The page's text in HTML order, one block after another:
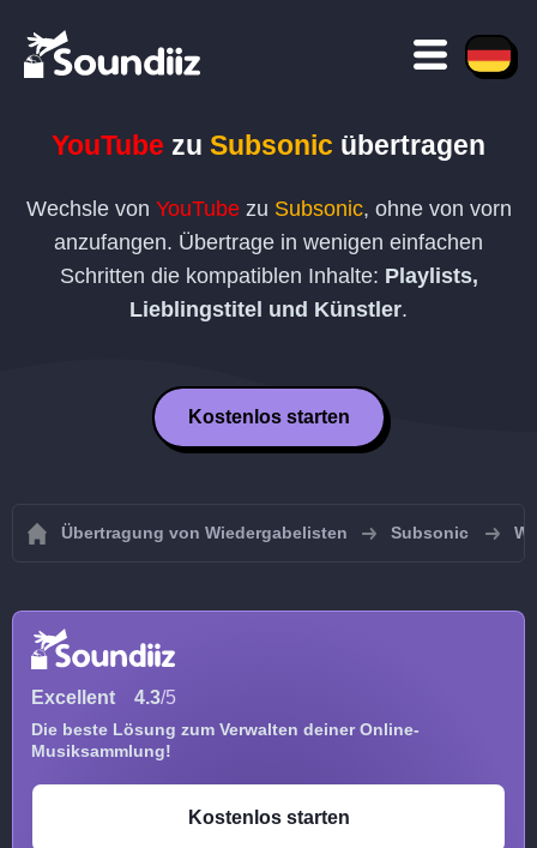
YouTube zu Subsonic übertragen
Wechsle von YouTubezu Subsonic, ohne von vorn
anzufangen. Übertrage in wenigen einfachen
Schritten die kompatiblen Inhalte: Playlists,
Lieblingstitel und Künstler.
Kostenlos starten
Übertragung von Wiedergabelisten Subsonic
Excellent 4.3/5
Die beste Lösung zum Verwalten deiner Online-
Musiksammlung!
Kostenlos starten